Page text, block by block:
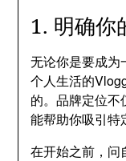
1. 明确你
无论你是要成为
个人生活的
的。品牌定位
能帮助你吸引特
在开始之前，问